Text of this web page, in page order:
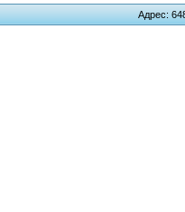
Адрес: